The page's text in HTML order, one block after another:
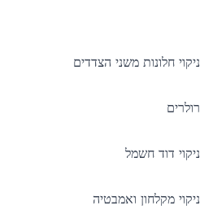
ניקוי חלונות משני הצדדים
רולרים
ניקוי דוד חשמל
ניקוי מקלחון ואמבטיה